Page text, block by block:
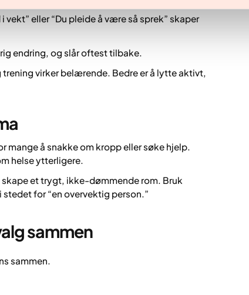
vekt” eller “Du pleide å være så sprek” skaper
endring, og slår oftest tilbake.
virker belærende. Bedre er å lytte aktivt,
mange å snakke om kropp eller søke hjelp.
helse ytterligere.
et trygt, ikke-dømmende rom. Bruk
for “en overvektig person.”
sammen
sammen.